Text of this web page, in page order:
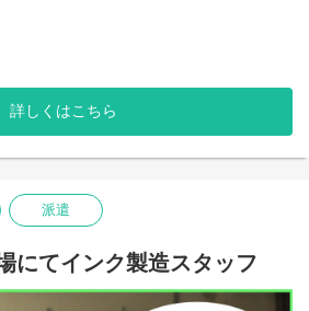
すさを考える社風！
う勤務地へ移動するのもOK！
。
ご用意いたします！
にはとても気を配っています。
働いているスタッフ第一という意識が
ーーーーー
様メリハリをつけながら仲良く働いて
寧に教えてもらえる環境です！
、一緒に働く仲間は宝物」と現場のお
ているため、安定しながらリーダー候
：1,813円
月 +諸手当
能です＞＞＞＞
軸の塗装、養生、検査等の一般作業を
せん。
い先輩がご案内します！お気軽にご応
詳しくはこちら
派遣
にてインク製造スタッフ